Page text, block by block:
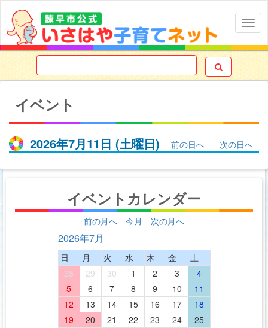

イベント
2026年7月11日 (土曜日) 前の日へ 次の日へ
イベントカレンダー
前の月へ 今月 次の月へ
2026年7月
日 月 火 水 木 金
土
28
29 30 1 2 3
4
5
6 7 8 9 10
11
12
13 14 15 16 17
18
19
20 21 22 23 24
25